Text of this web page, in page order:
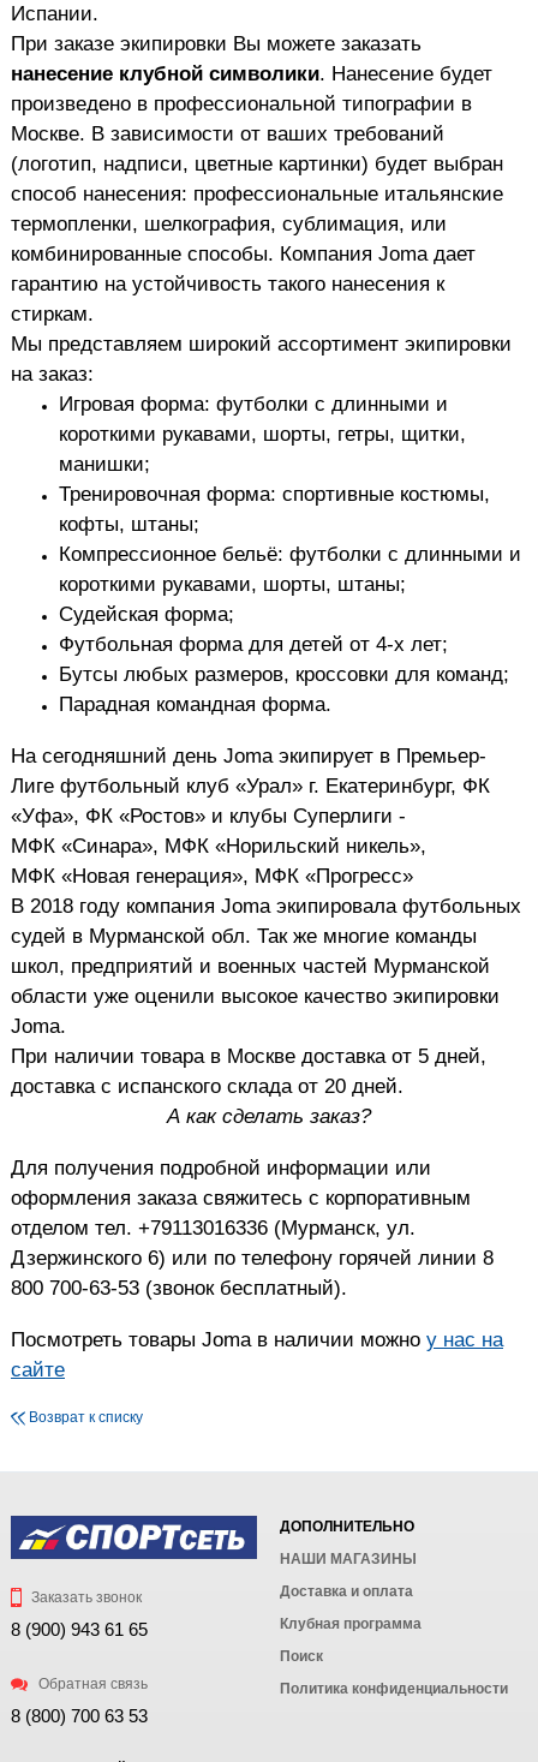
Испании.
При заказе экипировки Вы можете заказать
нанесение клубной символики. Нанесение будет
произведено в профессиональной типографии в
Москве. В зависимости от ваших требований
(логотип, надписи, цветные картинки) будет выбран
способ нанесения: профессиональные итальянские
термопленки, шелкография, сублимация, или
комбинированные способы. Компания Joma дает
гарантию на устойчивость такого нанесения к
стиркам.
Мы представляем широкий ассортимент экипировки
на заказ:
Игровая форма: футболки с длинными и
короткими рукавами, шорты, гетры, щитки,
манишки;
Тренировочная форма: спортивные костюмы,
кофты, штаны;
Компрессионное бельё: футболки с длинными и
короткими рукавами, шорты, штаны;
Судейская форма;
Футбольная форма для детей от 4-х лет;
Бутсы любых размеров, кроссовки для команд;
Парадная командная форма.
На сегодняшний день Joma экипирует в Премьер-
Лиге футбольный клуб «Урал» г. Екатеринбург, ФК
«Уфа», ФК «Ростов» и клубы Суперлиги -
МФК «Синара», МФК «Норильский никель»,
МФК «Новая генерация», МФК «Прогресс»
В 2018 году компания Joma экипировала футбольных
судей в Мурманской обл. Так же многие команды
школ, предприятий и военных частей Мурманской
области уже оценили высокое качество экипировки
Joma.
При наличии товара в Москве доставка от 5 дней,
доставка с испанского склада от 20 дней.
А как сделать заказ?
Для получения подробной информации или
оформления заказа свяжитесь с корпоративным
отделом тел. +79113016336 (Мурманск, ул.
Дзержинского 6) или по телефону горячей линии 8
800 700-63-53 (звонок бесплатный).
Посмотреть товары Joma в наличии можно у нас на
сайте
Возврат к списку
Заказать звонок
8 (900) 943 61 65
Обратная связь
8 (800) 700 63 53
ДОПОЛНИТЕЛЬНО
НАШИ МАГАЗИНЫ
Доставка и оплата
Клубная программа
Поиск
Политика конфиденциальности